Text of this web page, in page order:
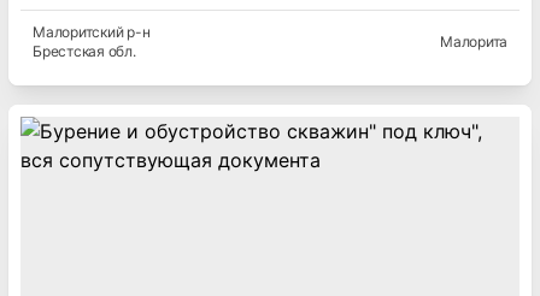
Малоритскийр-н
Брестская обл.
Малорита